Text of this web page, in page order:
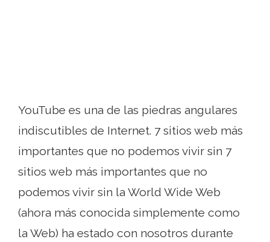
YouTube es una de las piedras angulares
indiscutibles de Internet. 7 sitios web más
importantes que no podemos vivir sin 7
sitios web más importantes que no
podemos vivir sin la World Wide Web
(ahora más conocida simplemente como
la Web) ha estado con nosotros durante